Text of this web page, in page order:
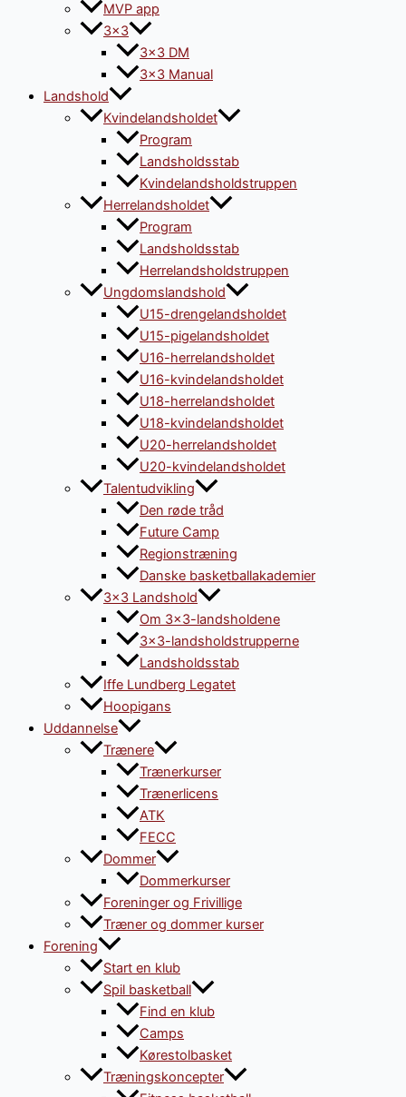
MVP app
3×3
3×3 DM
3×3 Manual
Landshold
Kvindelandsholdet
Program
Landsholdsstab
Kvindelandsholdstruppen
Herrelandsholdet
Program
Landsholdsstab
Herrelandsholdstruppen
Ungdomslandshold
U15-drengelandsholdet
U15-pigelandsholdet
U16-herrelandsholdet
U16-kvindelandsholdet
U18-herrelandsholdet
U18-kvindelandsholdet
U20-herrelandsholdet
U20-kvindelandsholdet
Talentudvikling
Den røde tråd
Future Camp
Regionstræning
Danske basketballakademier
3×3 Landshold
Om 3×3-landsholdene
3×3-landsholdstrupperne
Landsholdsstab
Iffe Lundberg Legatet
Hoopigans
Uddannelse
Trænere
Trænerkurser
Trænerlicens
ATK
FECC
Dommer
Dommerkurser
Foreninger og Frivillige
Træner og dommer kurser
Forening
Start en klub
Spil basketball
Find en klub
Camps
Kørestolbasket
Træningskoncepter